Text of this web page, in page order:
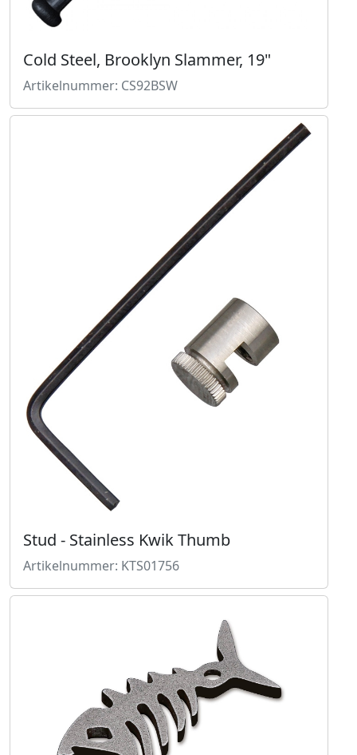
Cold Steel, Brooklyn Slammer, 19"
Artikelnummer: CS92BSW
Stud - Stainless Kwik Thumb
Artikelnummer: KTS01756